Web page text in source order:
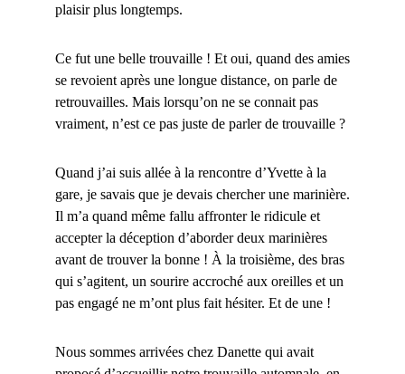
plaisir plus longtemps.
Ce fut une belle trouvaille ! Et oui, quand des amies
se revoient après une longue distance, on parle de
retrouvailles. Mais lorsqu’on ne se connait pas
vraiment, n’est ce pas juste de parler de trouvaille ?
Quand j’ai suis allée à la rencontre d’Yvette à la
gare, je savais que je devais chercher une marinière.
Il m’a quand même fallu affronter le ridicule et
accepter la déception d’aborder deux marinières
avant de trouver la bonne ! À la troisième, des bras
qui s’agitent, un sourire accroché aux oreilles et un
pas engagé ne m’ont plus fait hésiter. Et de une !
Nous sommes arrivées chez Danette qui avait